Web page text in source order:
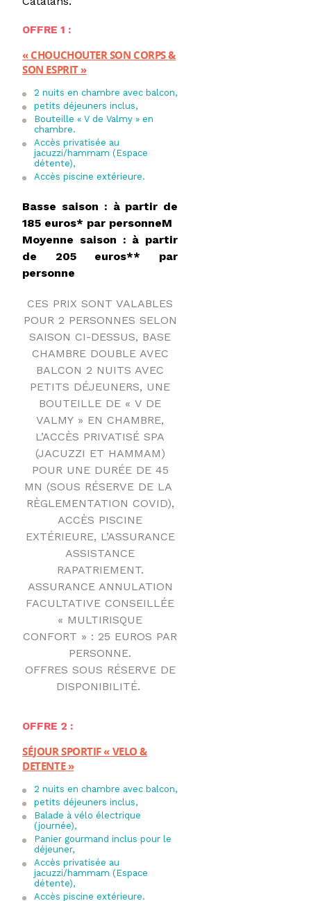
OFFRE 1 :
« CHOUCHOUTER SON CORPS&
SON ESPRIT »
2 nuits en chambre avec balcon,
petits déjeuners inclus,
Bouteille « V de Valmy » en
chambre.
Accès privatisée au
jacuzzi/hammam (Espace
détente),
Accès piscine extérieure.
Basse saison : à partir de
185 euros* par personneM
Moyenne saison : à partir
de 205 euros** par
personne
CES PRIX SONT VALABLES
POUR 2 PERSONNES SELON
SAISON CI-DESSUS, BASE
CHAMBRE DOUBLE AVEC
BALCON 2 NUITS AVEC
PETITS DÉJEUNERS, UNE
BOUTEILLE DE « V DE
VALMY » EN CHAMBRE,
L’ACCÈS PRIVATISÉ SPA
(JACUZZI ET HAMMAM)
POUR UNE DURÉE DE 45
MN (SOUS RÉSERVE DE LA
RÈGLEMENTATION COVID),
ACCÈS PISCINE
EXTÉRIEURE, L’ASSURANCE
ASSISTANCE
RAPATRIEMENT.
ASSURANCE ANNULATION
FACULTATIVE CONSEILLÉE
« MULTIRISQUE
CONFORT » : 25 EUROS PAR
PERSONNE.
OFFRES SOUS RÉSERVE DE
DISPONIBILITÉ.
OFFRE 2 :
SÉJOUR SPORTIF « VELO &
DETENTE »
2 nuits en chambre avec balcon,
petits déjeuners inclus,
Balade à vélo électrique
(journée),
Panier gourmand inclus pour le
déjeuner,
Accès privatisée au
jacuzzi/hammam (Espace
détente),
Accès piscine extérieure.